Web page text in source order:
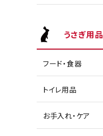
うさぎ用品
フード・食器
トイレ用品
お手入れ・ケア